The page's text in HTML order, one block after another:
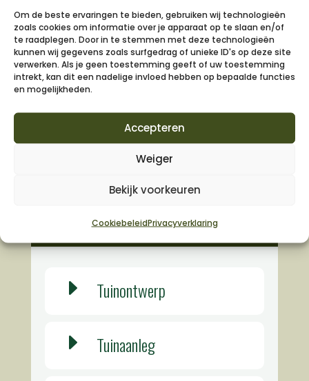
Om de beste ervaringen te bieden, gebruiken wij technologieën
zoals cookies om informatie over je apparaat op te slaan en/of
te raadplegen. Door in te stemmen met deze technologieën
kunnen wij gegevens zoals surfgedrag of unieke ID's op deze site
verwerken. Als je geen toestemming geeft of uw toestemming
intrekt, kan dit een nadelige invloed hebben op bepaalde functies
en mogelijkheden.
Accepteren
Weiger
Bekijk voorkeuren
CookiebeleidPrivacyverklaring
Diensten
E Tuinontwerp
E Tuinaanleg